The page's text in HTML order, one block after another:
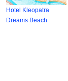
Hotel Kleopatra
Dreams Beach